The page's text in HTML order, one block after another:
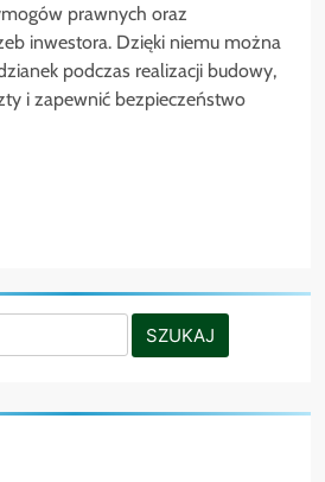
prawnych oraz
inwestora. Dzięki niemu można
podczas realizacji budowy,
i zapewnić bezpieczeństwo